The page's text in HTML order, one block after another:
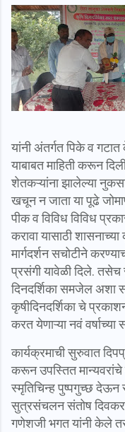
यांनी अंतर्गत पिके व
याबाबत माहिती करून
शेतकऱ्यांना झालेल्या
खचून न जाता या पूढे
पीक व विविध विविध
करावा यासाठी
मार्गदर्शन सचोटीने
प्रसंगी यावेळी दिले. तसेच
दिनदर्शिका समजेल अशा
कृषीदिनदर्शिका चे
करत येणाऱ्या नवं वर्षाच्या
कार्यक्रमाची सुरुवात
करून उपस्तित मान्यवरांचे
स्मृतिचिन्ह पुष्पगुच्छ
सुत्रसंचलन संतोष दिवकर
गणेशजी भगत यांनी केले